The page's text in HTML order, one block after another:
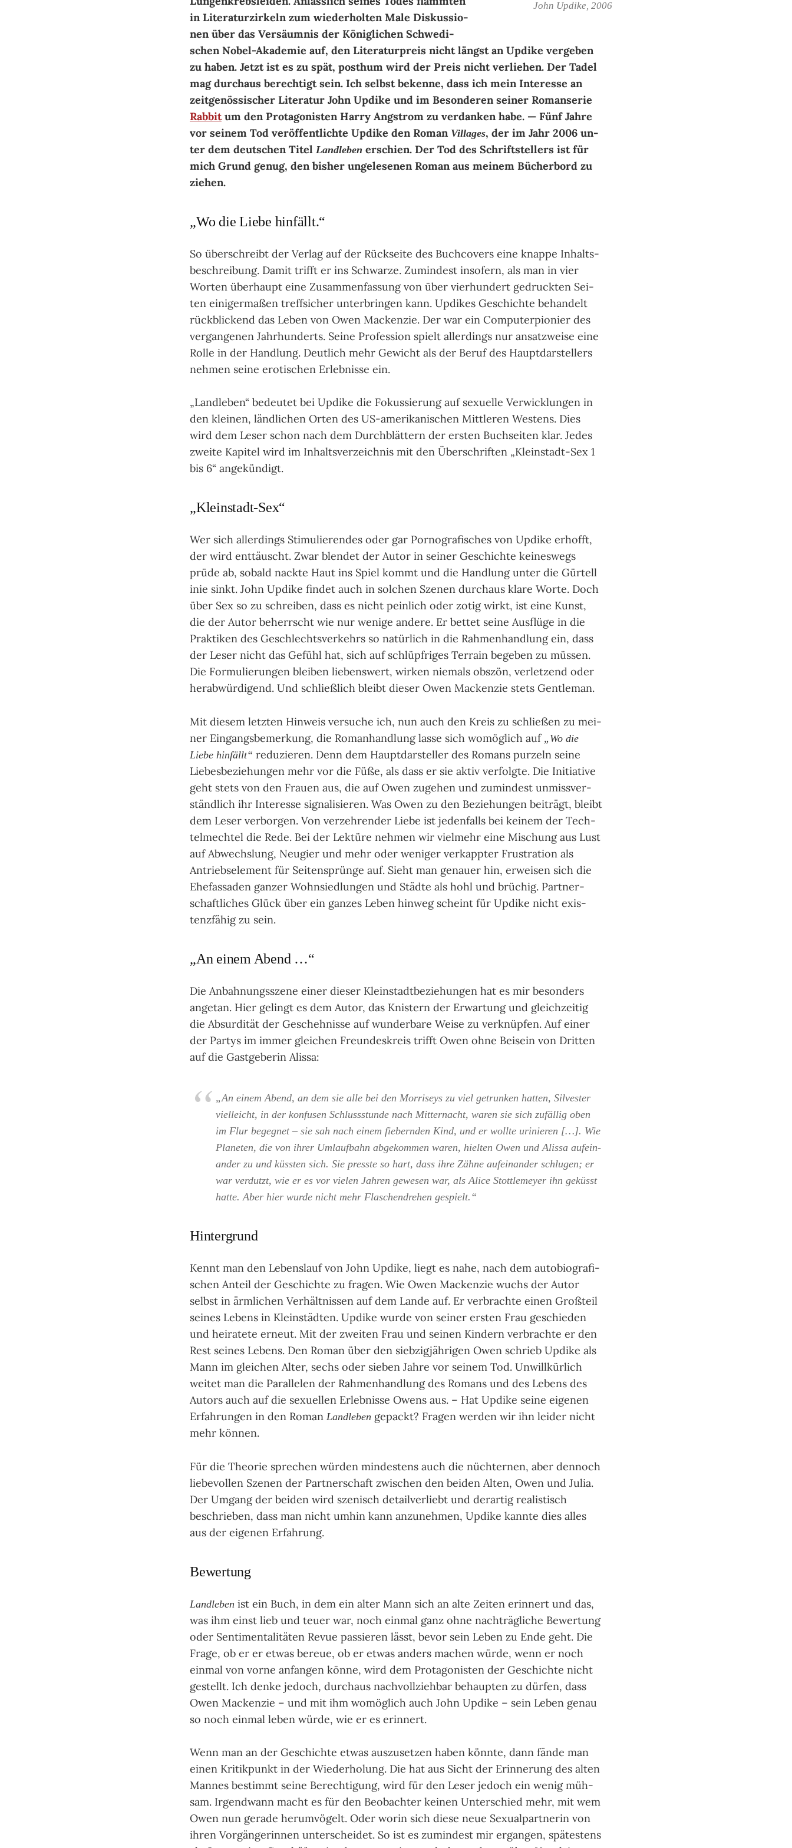
John Updike, 2006
in Li­te­ra­tur­zir­keln zum wie­der­hol­ten Ma­le Dis­kus­sio­
nen über das Ver­säum­nis der Kö­nig­li­chen Schwe­di­
schen No­bel-Aka­de­mie auf, den Li­te­ra­tur­preis nicht längst an Up­dike ver­ge­ben
zu ha­ben. Jetzt ist es zu spät, posthum wird der Preis nicht ver­lie­hen. Der Ta­del
mag durch­aus be­rech­tigt sein. Ich selbst be­ken­ne, dass ich mein In­te­res­se an
zeit­ge­nös­si­scher Li­te­ra­tur John Up­dike und im Be­son­de­ren sei­ner Ro­man­se­rie
Rabbitum den Pro­ta­go­nis­ten Har­ry Ang­strom zu ver­dan­ken ha­be. — Fünf Jah­re
vor sei­nem Tod ver­öf­fent­lich­te Up­dike den Ro­man Vil­la­ges, der im Jahr 2006 un­
ter dem deut­schen Ti­tel Land­le­ben er­schien. Der Tod des Schrift­stel­lers ist für
mich Grund ge­nug, den bis­her un­ge­le­se­nen Ro­man aus mei­nem Bü­cher­bord zu
zie­hen.
„Wo die Liebe hinfällt.“
So über­schreibt der Ver­lag auf der Rück­sei­te des Buch­co­vers eine knap­pe Inhalts­
beschrei­bung. Damit trifft er ins Schwar­ze. Zumin­dest inso­fern, als man in vier
Wor­ten über­haupt eine Zusam­men­fas­sung von über vier­hun­dert gedruck­ten Sei­
ten eini­ger­ma­ßen treff­si­cher unter­brin­gen kann. Up­dikes Ge­schich­te behan­delt
rück­bli­ckend das Leben von Owen Macken­zie. Der war ein Compu­ter­pio­nier des
ver­gan­ge­nen Jahr­hun­derts. Seine Pro­fes­sion spielt aller­dings nur ansatz­weise eine
Rolle in der Hand­lung. Deut­lich mehr Gewicht als der Beruf des Haupt­dar­stel­lers
neh­men seine ero­ti­schen Erleb­nisse ein.
„Landleben“ bedeu­tet bei Up­dike die Fokus­sie­rung auf sexu­elle Ver­wick­lun­gen in
den klei­nen, länd­li­chen Orten des US-ameri­kani­schen Mitt­le­ren Wes­tens. Dies
wird dem Leser schon nach dem Durch­blät­tern der ers­ten Buch­sei­ten klar. Jedes
zweite Kapi­tel wird im Inhalts­ver­zeich­nis mit den Über­schrif­ten „Kleinstadt-Sex 1
bis 6“ ange­kün­digt.
„Kleinstadt-Sex“
Wer sich aller­dings Sti­mu­lie­ren­des oder gar Por­no­gra­fi­sches von Updike erhofft,
der wird ent­täuscht. Zwar blen­det der Autor in sei­ner Ge­schich­te kei­nes­wegs
prüde ab, sobald nackte Haut ins Spiel kommt und die Hand­lung unter die Gür­tel­l
i­nie sinkt. John Updike fin­det auch in sol­chen Sze­nen durch­aus klare Worte. Doch
über Sex so zu schrei­ben, dass es nicht pein­lich oder zotig wirkt, ist eine Kunst,
die der Autor be­herrscht wie nur wenige andere. Er bettet seine Aus­flü­ge in die
Prak­ti­ken des Geschlechts­ver­kehrs so natür­lich in die Rah­me­nhand­lung ein, dass
der Leser nicht das Gefühl hat, sich auf schlüpf­ri­ges Ter­rain bege­ben zu müs­sen.
Die For­mulie­run­gen blei­ben lie­bens­wert, wir­ken nie­mals obs­zön, ver­let­zend oder
herab­wür­di­gend. Und schließ­lich bleibt die­ser Owen Macken­zie stets Gen­tle­man.
Mit diesem letz­ten Hin­weis versu­che ich, nun auch den Kreis zu schlie­ßen zu mei­
ner Ein­gangs­bemer­kung, die Roman­hand­lung lasse sich womög­lich auf „Wo die
Liebe hinfällt“ redu­zie­ren. Denn dem Haupt­dar­stel­ler des Romans pur­zeln seine
Lie­besbe­zie­hun­gen mehr vor die Füße, als dass er sie aktiv ver­folgte. Die Ini­tia­tive
geht stets von den Frauen aus, die auf Owen zuge­hen und zumin­dest unmiss­ver­
ständ­lich ihr Inte­resse signa­lisie­ren. Was Owen zu den Bezie­hungen bei­trägt, bleibt
dem Leser ver­bor­gen. Von ver­zeh­ren­der Liebe ist jeden­falls bei kei­nem der Tech­
tel­mech­tel die Rede. Bei der Lek­türe neh­men wir viel­mehr eine Mischung aus Lust
auf Abwechs­lung, Neu­gier und mehr oder weni­ger ver­kapp­ter Frus­tra­tion als
Antriebs­ele­ment für Sei­ten­sprünge auf. Sieht man genauer hin, erwei­sen sich die
Ehe­fas­sa­den gan­zer Wohn­sied­lun­gen und Städte als hohl und brü­chig. Part­ner­
schaft­liches Glück über ein gan­zes Leben hin­weg scheint für Updike nicht exis­
tenz­fähig zu sein.
„An einem Abend …“
Die Anbahnungs­szene einer die­ser Klein­stadt­bezie­hun­gen hat es mir beson­ders
ange­tan. Hier gelingt es dem Autor, das Knis­tern der Erwar­tung und gleich­zei­tig
die Absur­di­tät der Gescheh­nisse auf wun­der­bare Weise zu ver­knüp­fen. Auf einer
der Par­tys im immer glei­chen Freun­des­kreis trifft Owen ohne Bei­sein von Drit­ten
auf die Gast­gebe­rin Alissa:
„An einem Abend, an dem sie alle bei den Morri­seys zu viel getrun­ken hat­ten, Sil­ves­ter
viel­leicht, in der kon­fu­sen Schluss­stunde nach Mit­ter­nacht, waren sie sich zufäl­lig oben
im Flur begeg­net – sie sah nach einem fie­bern­den Kind, und er wollte uri­nie­ren […]. Wie
Plane­ten, die von ihrer Umlauf­bahn abge­kom­men waren, hiel­ten Owen und Alissa auf­ein­
an­der zu und küss­ten sich. Sie presste so hart, dass ihre Zähne auf­ein­an­der schlu­gen; er
war ver­dutzt, wie er es vor vie­len Jah­ren gewe­sen war, als Alice Stottle­meyer ihn geküsst
hatte. Aber hier wurde nicht mehr Fla­schen­dre­hen gespielt.“
Hintergrund
Kennt man den Lebens­lauf von John Updike, liegt es nahe, nach dem auto­bio­gra­fi­
schen Anteil der Ge­schich­te zu fra­gen. Wie Owen Macken­zie wuchs der Autor
selbst in ärm­li­chen Ver­hält­nis­sen auf dem Lande auf. Er ver­brachte einen Groß­teil
sei­nes Lebens in Klein­städ­ten. Updike wurde von sei­ner ersten Frau geschie­den
und hei­ra­tete erneut. Mit der zwei­ten Frau und sei­nen Kin­dern ver­brachte er den
Rest sei­nes Lebens. Den Roman über den sieb­zig­jäh­ri­gen Owen schrieb Updike als
Mann im glei­chen Alter, sechs oder sie­ben Jahre vor sei­nem Tod. Unwill­kür­lich
wei­tet man die Paral­le­len der Rah­men­hand­lung des Romans und des Lebens des
Autors auch auf die sexu­el­len Erleb­nis­se Owens aus. – Hat Updike seine eige­nen
Erfah­run­gen in den Roman Landleben gepackt? Fra­gen wer­den wir ihn lei­der nicht
mehr kön­nen.
Für die Theo­rie spre­chen wür­den min­des­tens auch die nüch­ter­nen, aber dennoch
lie­be­vol­len Sze­nen der Part­ner­schaft zwi­schen den bei­den Alten, Owen und Julia.
Der Umgang der bei­den wird sze­nisch detail­ver­liebt und der­ar­tig rea­lis­tisch
beschrie­ben, dass man nicht umhin kann anzu­neh­men, Updike kannte dies alles
aus der eige­nen Erfah­rung.
Bewertung
Landleben ist ein Buch, in dem ein alter Mann sich an alte Zei­ten erin­nert und das,
was ihm einst lieb und teuer war, noch ein­mal ganz ohne nach­träg­li­che Bewer­tung
oder Sen­timen­tali­täten Revue pas­sie­ren lässt, bevor sein Leben zu Ende geht. Die
Frage, ob er er etwas bereue, ob er etwas anders machen würde, wenn er noch
ein­mal von vorne anfan­gen könne, wird dem Pro­tago­nis­ten der Ge­schich­te nicht
gestellt. Ich denke jedoch, durch­aus nach­voll­zieh­bar behaup­ten zu dür­fen, dass
Owen Macken­zie – und mit ihm womög­lich auch John Updike – sein Leben genau
so noch ein­mal leben würde, wie er es erin­nert.
Wenn man an der Ge­schich­te etwas aus­zuset­zen haben könnte, dann fände man
einen Kri­tik­punkt in der Wie­der­ho­lung. Die hat aus Sicht der Erin­ne­rung des alten
Man­nes bestimmt seine Berech­ti­gung, wird für den Leser jedoch ein wenig müh­
sam. Irgend­wann macht es für den Beob­ach­ter kei­nen Unter­schied mehr, mit wem
Owen nun gerade herum­vögelt. Oder worin sich diese neue Sexual­part­ne­rin von
ihren Vor­gän­ge­rin­nen unter­schei­det. So ist es zumin­dest mir ergan­gen, spä­tes­tens